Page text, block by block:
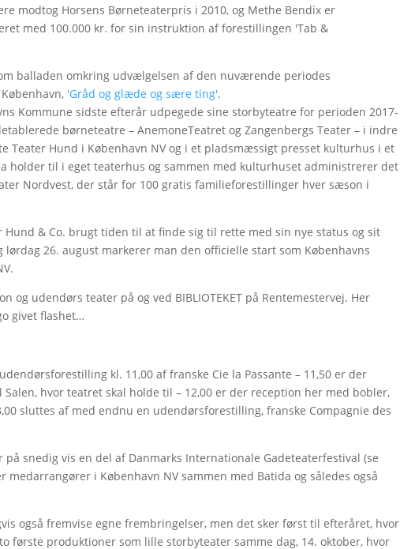
modtog Horsens Børneteaterpris i 2010, og Methe Bendix er
med 100.000 kr. for sin instruktion af forestillingen 'Tab &
balladen omkring udvælgelsen af den nuværende periodes
'Gråd og glæde og sære ting'.
Kommune sidste efterår udpegede sine storbyteatre for perioden 2017-
børneteatre – AnemoneTeatret og Zangenbergs Teater – i indre
Teater Hund i København NV og i et pladsmæssigt presset kulturhus i et
holder til i eget teaterhus og sammen med kulturhuset administrerer det
Nordvest, der står for 100 gratis familieforestillinger hver sæson i
Hund & Co. brugt tiden til at finde sig til rette med sin nye status og sit
lørdag 26. august markerer man den officielle start som Københavns
og udendørs teater på og ved BIBLIOTEKET på Rentemestervej. Her
givet flashet…
kl. 11,00 af franske Cie la Passante – 11,50 er der
hvor teatret skal holde til – 12,00 er der reception her med bobler,
sluttes af med endnu en udendørsforestilling, franske Compagnie des
snedig vis en del af Danmarks Internationale Gadeteaterfestival (se
medarrangører i København NV sammen med Batida og således også
også fremvise egne frembringelser, men det sker først til efteråret, hvor
første produktioner som lille storbyteater samme dag, 14. oktober, hvor